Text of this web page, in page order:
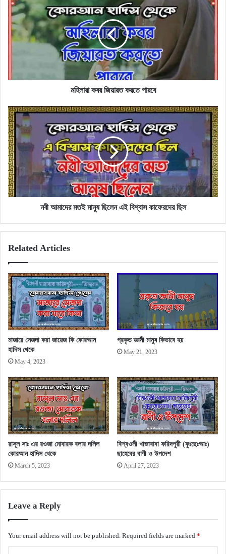
কবর
জিয়ারত
করতে
পারবে
মহিলারা কবর জিয়ারত করতে পারবে
নবী
আমাদের
মতই
মানুষ
ছিলেন
এই
বিশ্বাস
কাফেরদের
ছিল
নবী আমাদের মতই মানুষ ছিলেন এই বিশ্বাস কাফেরদের ছিল
Related Articles
মাজারে সেজদা করা জায়েজ কি কোরআন
হাদিস থেকে
May 4, 2023
প্রকৃত জ্ঞানী মানুষ কিভাবে হয়
May 21, 2023
রাসূল সাঃ এর রওজা মোবারক বলার দলিল
কোরআন হাদিস থেকে
March 5, 2023
বিশ্বওলী খাজাবাবা ফরিদপুরী (কুঃছেঃআঃ)
ছাহেবের বাণী ও উপদেশ
April 27, 2023
Leave a Reply
Your email address will not be published. Required fields are marked *